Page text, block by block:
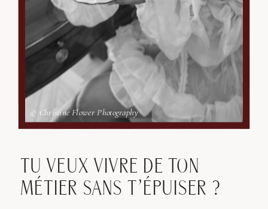
REJOINS LA NEWSLETTER DES ARTISTES
BEAUTÉ AMBITIEUSES
© Christine Flower Photography
TU VEUX VIVRE DE TON
MÉTIER SANS T’ÉPUISER ?